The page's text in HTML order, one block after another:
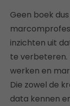
Geen boek
inzichten uit
te verbeteren.
werken en
Die zowel de
data kennen